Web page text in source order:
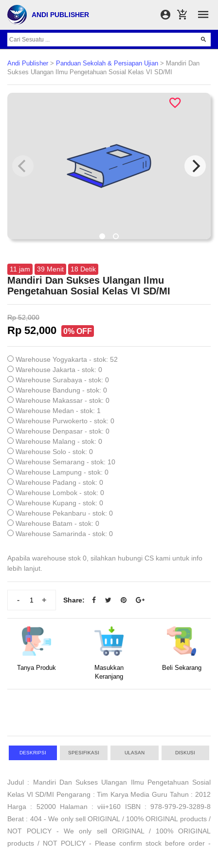
ANDI PUBLISHER
Andi Publisher > Panduan Sekolah & Persiapan Ujian > Mandiri Dan
Sukses Ulangan Ilmu Pengetahuan Sosial Kelas VI SD/MI
11 jam 39 Menit 18 Detik
Mandiri Dan Sukses Ulangan Ilmu
Pengetahuan Sosial Kelas VI SD/MI
Rp 52,000
Rp 52,000 0% OFF
Warehouse Yogyakarta - stok: 52
Warehouse Jakarta - stok: 0
Warehouse Surabaya - stok: 0
Warehouse Bandung - stok: 0
Warehouse Makassar - stok: 0
Warehouse Medan - stok: 1
Warehouse Purwokerto - stok: 0
Warehouse Denpasar - stok: 0
Warehouse Malang - stok: 0
Warehouse Solo - stok: 0
Warehouse Semarang - stok: 10
Warehouse Lampung - stok: 0
Warehouse Padang - stok: 0
Warehouse Lombok - stok: 0
Warehouse Kupang - stok: 0
Warehouse Pekanbaru - stok: 0
Warehouse Batam - stok: 0
Warehouse Samarinda - stok: 0
Apabila warehouse stok 0, silahkan hubungi CS kami untuk info
lebih lanjut.
+
- Share:
Tanya Produk
Masukkan
Keranjang
Beli Sekarang
DESKRIPSI SPESIFIKASI ULASAN DISKUSI
Judul : Mandiri Dan Sukses Ulangan Ilmu Pengetahuan Sosial
Kelas VI SD/MI Pengarang : Tim Karya Media Guru Tahun : 2012
Harga : 52000 Halaman : viii+160 ISBN : 978-979-29-3289-8
Berat : 404 - We only sell ORIGINAL / 100% ORIGINAL products /
NOT POLICY - We only sell ORIGINAL / 100% ORIGINAL
products / NOT POLICY - Please confirm stock before order -